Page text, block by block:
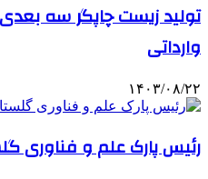
تولید زیست چاپگر سه
وارداتی
۱۴۰۳/۰۸/۲۲
رئیس پارک علم و فناوری